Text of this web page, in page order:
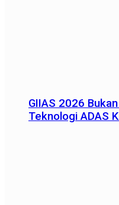
GIIAS 2026
Teknologi ADAS